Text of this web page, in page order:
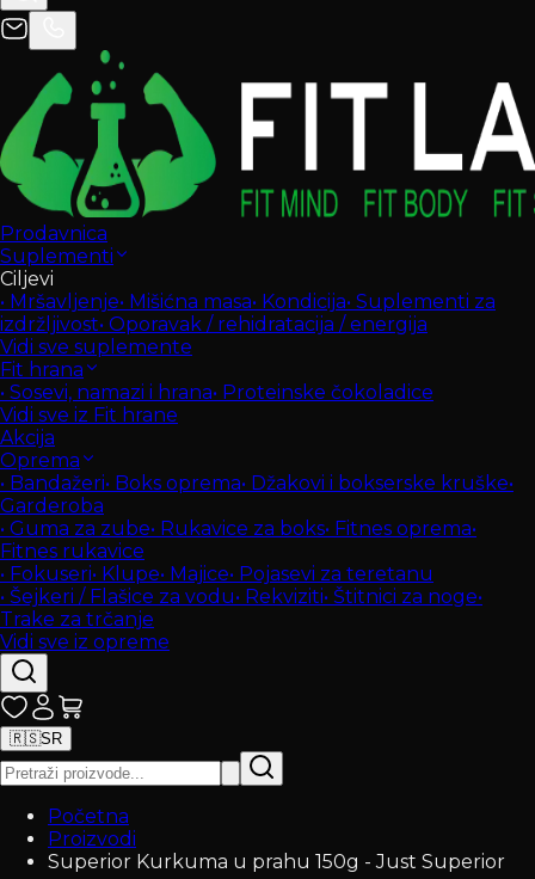
Prodavnica
Suplementi
Ciljevi
• Mršavljenje• Mišićna masa• Kondicija• Suplementi za
izdržljivost• Oporavak / rehidratacija / energija
Vidi sve suplemente
Fit hrana
• Sosevi, namazi i hrana• Proteinske čokoladice
Vidi sve iz Fit hrane
Akcija
Oprema
• Bandažeri• Boks oprema• Džakovi i bokserske kruške•
Garderoba
• Guma za zube• Rukavice za boks• Fitnes oprema•
Fitnes rukavice
• Fokuseri• Klupe• Majice• Pojasevi za teretanu
• Šejkeri / Flašice za vodu• Rekviziti• Štitnici za noge•
Trake za trčanje
Vidi sve iz opreme
🇷🇸SR
Početna
Proizvodi
Superior Kurkuma u prahu 150g - Just Superior